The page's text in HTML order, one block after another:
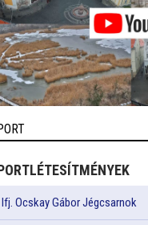
Ifj. Ocskay Gábor Jégcsarnok